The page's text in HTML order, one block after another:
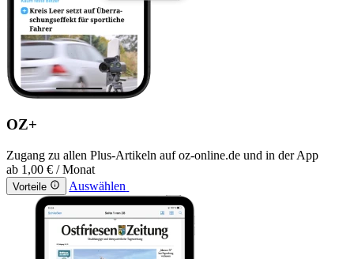
OZ+
Zugang zu allen Plus-Artikeln auf oz-online.de und in der App
ab 1,00 € / Monat
Vorteile Auswählen